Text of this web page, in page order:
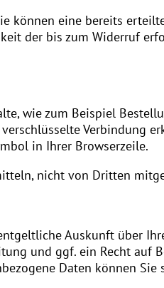
können eine bereits
der bis zum Widerruf
wie zum Beispiel
Verbindung
in Ihrer Browserzeile.
nicht von Dritten
Auskunft über
und ggf. ein Recht auf
Daten können